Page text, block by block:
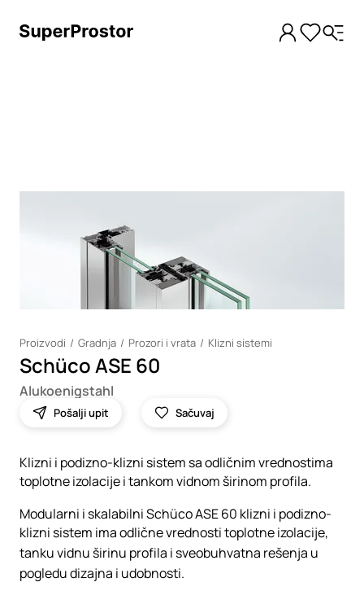
Proizvodi Gradnja Prozori i vrata Klizni sistemi
Schüco ASE 60
Alukoenigstahl
Pošalji upit Sačuvaj
Klizni i podizno-klizni sistem sa odličnim vrednostima
toplotne izolacije i tankom vidnom širinom profila.
Modularni i skalabilni Schüco ASE 60 klizni i podizno-
klizni sistem ima odlične vrednosti toplotne izolacije,
tanku vidnu širinu profila i sveobuhvatna rešenja u
pogledu dizajna i udobnosti.